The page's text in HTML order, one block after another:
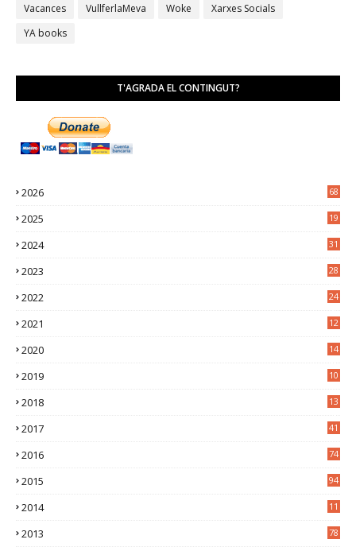
Vacances
VullferlaMeva Woke
Xarxes Socials
YA books
T'AGRADA EL CONTINGUT?
2026 68
2025
19
2024
31
2023
28
2022
24
2021
12
2020
14
2019
10
2018
13
2017 41
2016 74
2015 94
2014
11
2013 78